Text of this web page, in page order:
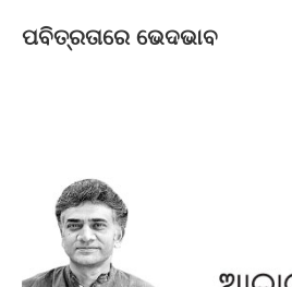
ପବିତ୍ରତାରେ ଭେଦଭାବ